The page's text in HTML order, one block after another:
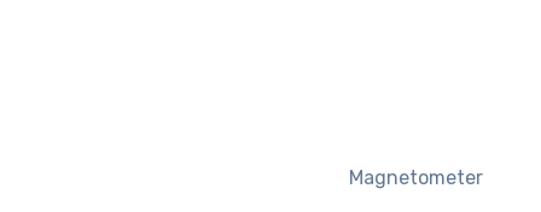
Magnetometer